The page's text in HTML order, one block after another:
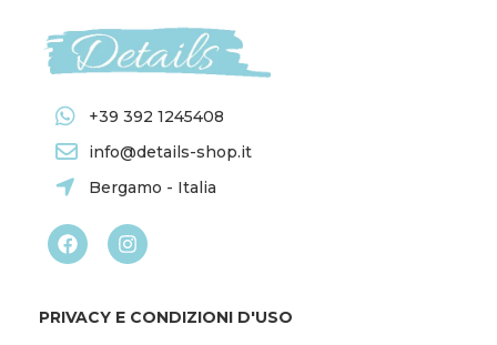
+39 392 1245408
info@details-shop.it
Bergamo - Italia
PRIVACY E CONDIZIONI D'USO